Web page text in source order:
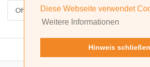
Diese Webseite verwendet
Weitere Informationen
Hinweis schließen
Offizielle Homepage